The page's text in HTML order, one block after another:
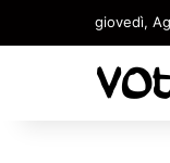
giovedì,